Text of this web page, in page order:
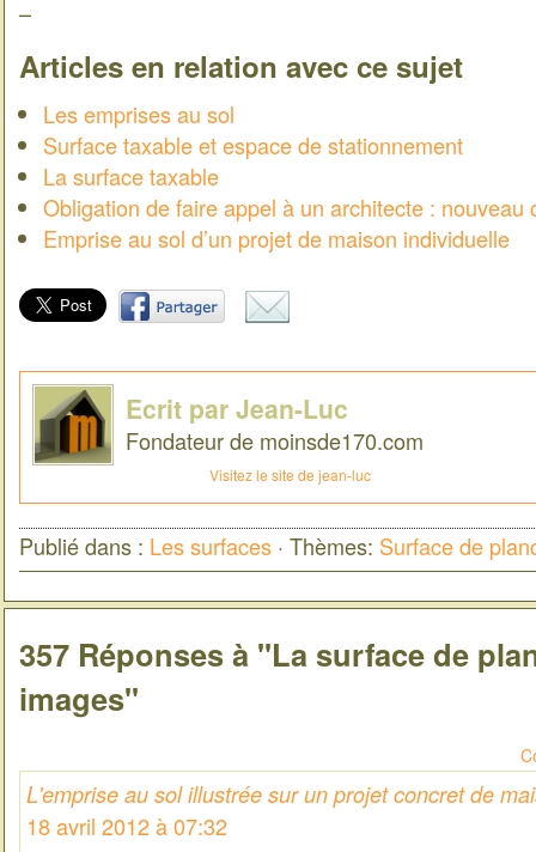
–
Articles en relation avec ce sujet
Les emprises au sol
Surface taxable et espace de stationnement
La surface taxable
Obligation de faire appel à un architecte : nouveau
Emprise au sol d’un projet de maison individuelle
Ecrit par Jean-Luc
Fondateur de moinsde170.com
Visitez le site de jean-luc
Publié dans : Les surfaces · Thèmes: Surface de
357 Réponses à "La surface de
images"
L'emprise au sol illustrée sur un projet concret de
18 avril 2012 à 07:32